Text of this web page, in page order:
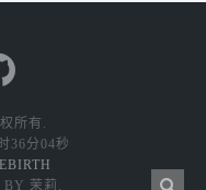
所有.
36分04秒
BY 茉莉.